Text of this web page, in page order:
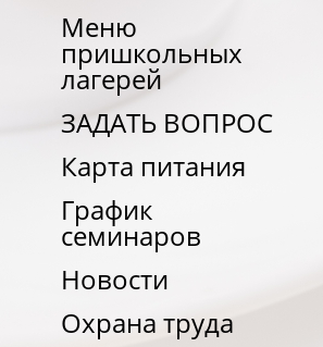
Меню
пришкольных
лагерей
ЗАДАТЬ ВОПРОС
Карта питания
График
семинаров
Новости
Охрана труда